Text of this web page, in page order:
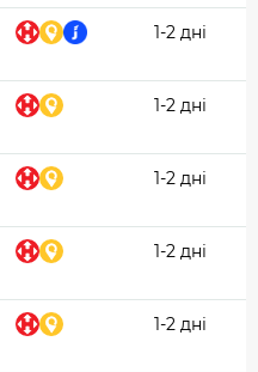
1-2 дні
1-2 дні
1-2 дні
1-2 дні
1-2 дні